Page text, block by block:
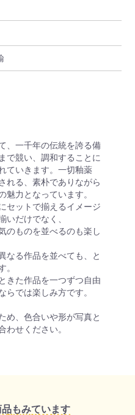
、一千年の伝統を誇る備
で競い、調和することに
ていきます。一切釉薬
れる、素朴でありながら
魅力となっています。
セットで揃えるイメージ
いだけでなく、
のものを並べるのも楽し
なる作品を並べても、と
。
きた作品を一つずつ自由
らでは楽しみ方です。
め、色合いや形が写真と
わせください。
もみています